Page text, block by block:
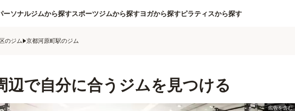
ーソナルジムから探すスポーツジムから探すヨガから探すピラティスから探す
のジム 京都河原町駅のジム
辺で自分に合うジムを見つける